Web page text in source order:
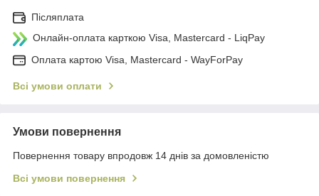
Післяплата
Онлайн-оплата карткою Visa, Mastercard - LiqPay
Оплата картою Visa, Mastercard - WayForPay
Всі умови оплати
Умови повернення
Повернення товару впродовж 14 днів за домовленістю
Всі умови повернення